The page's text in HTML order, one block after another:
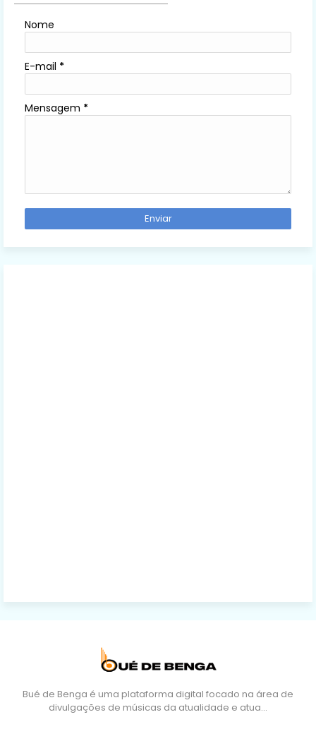
Nome
E-mail *
Mensagem *
Bué de Benga é uma plataforma digital focado na área de
divulgações de músicas da atualidade e atua…